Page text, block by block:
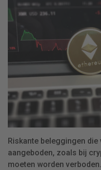
Riskante beleggingen
aangeboden, zoals bij
moeten worden verboden.